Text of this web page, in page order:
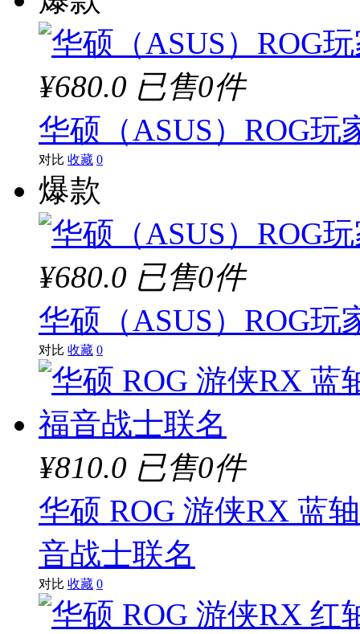
¥680.0 已售0件
华硕（ASUS）ROG
对比 收藏 0
爆款
¥680.0 已售0件
华硕（ASUS）ROG
对比 收藏 0
¥810.0 已售0件
华硕 ROG 游侠RX 蓝
音战士联名
对比 收藏 0